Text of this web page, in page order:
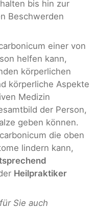
bis hin zur
Beschwerden
einer von
helfen kann,
körperlichen
körperliche Aspekte
Medizin
der Person,
geben können.
die oben
lindern kann,
Heilpraktiker
Sie auch